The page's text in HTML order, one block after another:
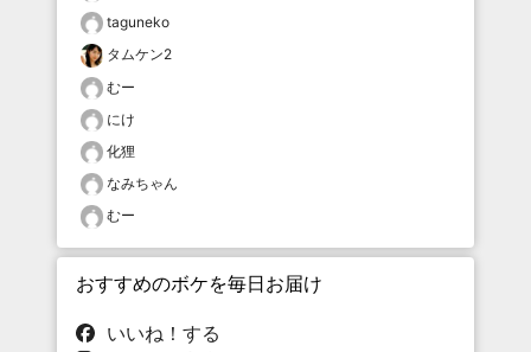
taguneko
タムケン2
むー
にけ
化狸
なみちゃん
むー
おすすめのボケを毎日お届け
いいね！する